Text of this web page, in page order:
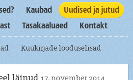
Kaubad
Uudised ja jutud
Tasakaaluaed Kontakt
Kuukirjade looduselisad
läinud 17. november 2014